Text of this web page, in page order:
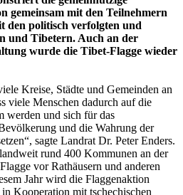
gemeinsam mit den Teilnehmern
den politisch verfolgten und
und Tibetern. Auch an der
wurde die Tibet-Flagge wieder
Kreise, Städte und Gemeinden an
viele Menschen dadurch auf die
werden und sich für das
und die Wahrung der
sagte Landrat Dr. Peter Enders.
rund 400 Kommunen an der
vor Rathäusern und anderen
Jahr wird die Flaggenaktion
Kooperation mit tschechischen